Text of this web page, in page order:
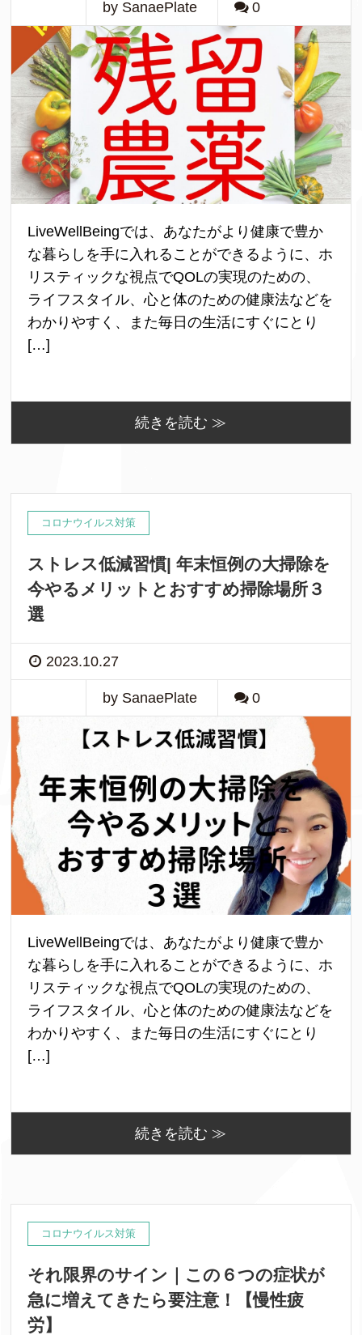
by SanaePlate 0
LiveWellBeingでは、あなたがより健康で豊か
な暮らしを手に入れることができるように、ホ
リスティックな視点でQOLの実現のための、
ライフスタイル、心と体のための健康法などを
わかりやすく、また毎日の生活にすぐにとり
[…]
続きを読む ≫
コロナウイルス対策
ストレス低減習慣| 年末恒例の大掃除を
今やるメリットとおすすめ掃除場所３
選
2023.10.27
by SanaePlate 0
LiveWellBeingでは、あなたがより健康で豊か
な暮らしを手に入れることができるように、ホ
リスティックな視点でQOLの実現のための、
ライフスタイル、心と体のための健康法などを
わかりやすく、また毎日の生活にすぐにとり
[…]
続きを読む ≫
コロナウイルス対策
それ限界のサイン｜この６つの症状が
急に増えてきたら要注意！【慢性疲
労】